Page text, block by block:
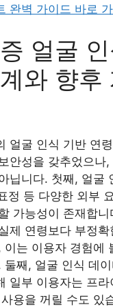
완벽 가이드 바로
얼굴
와 향후
얼굴 인식 기반 연
안성을 갖추었으나
닙니다. 첫째, 얼굴
정 등 다양한 외부
가능성이 존재합
제 연령보다 부정
이는 이용자 경험에
둘째, 얼굴 인식 데
일부 이용자는 프
용을 꺼릴 수도 있